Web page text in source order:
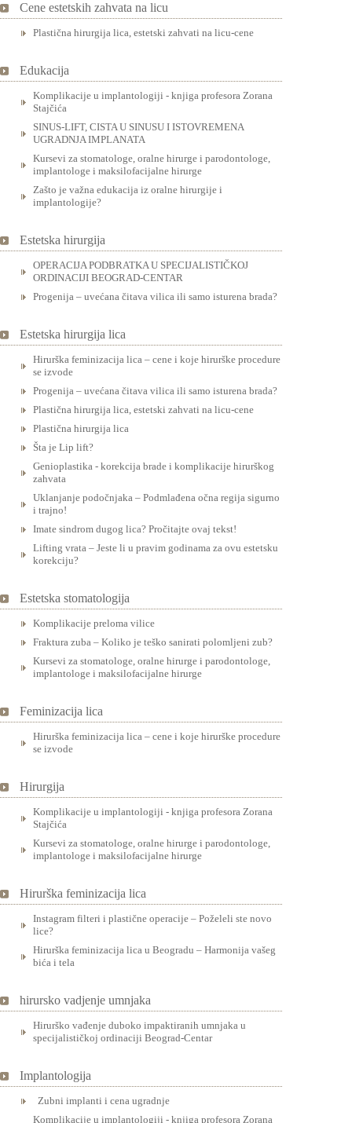
Cene estetskih zahvata na licu
Plastična hirurgija lica, estetski zahvati na licu-cene
Edukacija
Komplikacije u implantologiji - knjiga profesora Zorana
Stajčića
SINUS-LIFT, CISTA U SINUSU I ISTOVREMENA
UGRADNJA IMPLANATA
Kursevi za stomatologe, oralne hirurge i parodontologe,
implantologe i maksilofacijalne hirurge
Zašto je važna edukacija iz oralne hirurgije i
implantologije?
Estetska hirurgija
OPERACIJA PODBRATKA U SPECIJALISTIČKOJ
ORDINACIJI BEOGRAD-CENTAR
Progenija – uvećana čitava vilica ili samo isturena brada?
Estetska hirurgija lica
Hirurška feminizacija lica – cene i koje hirurške procedure
se izvode
Progenija – uvećana čitava vilica ili samo isturena brada?
Plastična hirurgija lica, estetski zahvati na licu-cene
Plastična hirurgija lica
Šta je Lip lift?
Genioplastika - korekcija brade i komplikacije hirurškog
zahvata
Uklanjanje podočnjaka – Podmlađena očna regija sigurno
i trajno!
Imate sindrom dugog lica? Pročitajte ovaj tekst!
Lifting vrata – Jeste li u pravim godinama za ovu estetsku
korekciju?
Estetska stomatologija
Komplikacije preloma vilice
Fraktura zuba – Koliko je teško sanirati polomljeni zub?
Kursevi za stomatologe, oralne hirurge i parodontologe,
implantologe i maksilofacijalne hirurge
Feminizacija lica
Hirurška feminizacija lica – cene i koje hirurške procedure
se izvode
Hirurgija
Komplikacije u implantologiji - knjiga profesora Zorana
Stajčića
Kursevi za stomatologe, oralne hirurge i parodontologe,
implantologe i maksilofacijalne hirurge
Hirurška feminizacija lica
Instagram filteri i plastične operacije – Poželeli ste novo
lice?
Hirurška feminizacija lica u Beogradu – Harmonija vašeg
bića i tela
hirursko vadjenje umnjaka
Hirurško vađenje duboko impaktiranih umnjaka u
specijalističkoj ordinaciji Beograd-Centar
Implantologija
Zubni implanti i cena ugradnje
Komplikacije u implantologiji - knjiga profesora Zorana